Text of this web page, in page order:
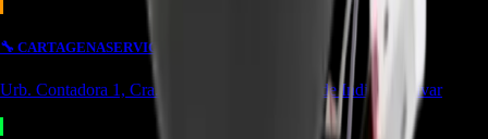
🔧 CARTAGENASERVICIO
Urb. Contadora 1, Cra. 69 #31a-37 Cartagena de Indias, Bolívar